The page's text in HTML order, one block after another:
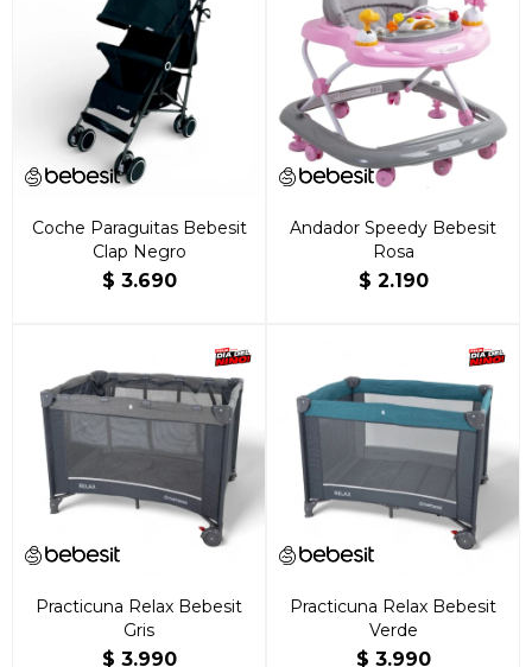
Coche Paraguitas Bebesit
Clap Negro
$ 3.690
Andador Speedy Bebesit
Rosa
$ 2.190
Practicuna Relax Bebesit
Gris
$ 3.990
Practicuna Relax Bebesit
Verde
$ 3.990